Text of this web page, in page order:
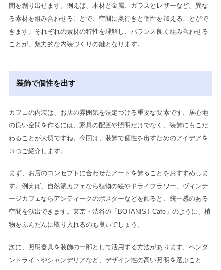
間を創り出せます。例えば、木材と金属、ガラスとレザーなど、異な
る素材を組み合わせることで、空間に奥行きと個性を加えることがで
きます。それぞれの素材の特性を理解し、バランス良く組み合わせる
ことが、魅力的な内装づくりの鍵となります。
装飾で個性を出す
カフェの内装は、お店の雰囲気を決定づける重要な要素です。居心地
の良い空間を作るには、家具の配置や照明だけでなく、装飾にもこだ
わることが大切ですね。今回は、装飾で個性を出すためのアイデアを
３つご紹介します。
まず、お店のコンセプトに合わせたアートを飾ることをおすすめしま
す。例えば、自然派カフェなら植物の絵やドライフラワー、ヴィンテ
ージカフェならアンティークのポスターなどを飾ると、統一感のある
空間を演出できます。東京・渋谷の「BOTANIST Cafe」のように、植
物をふんだんに取り入れるのも良いでしょう。
次に、照明器具を装飾の一部として活用する方法があります。ペンダ
ントライトやシャンデリアなど、デザイン性の高い照明を選ぶこと